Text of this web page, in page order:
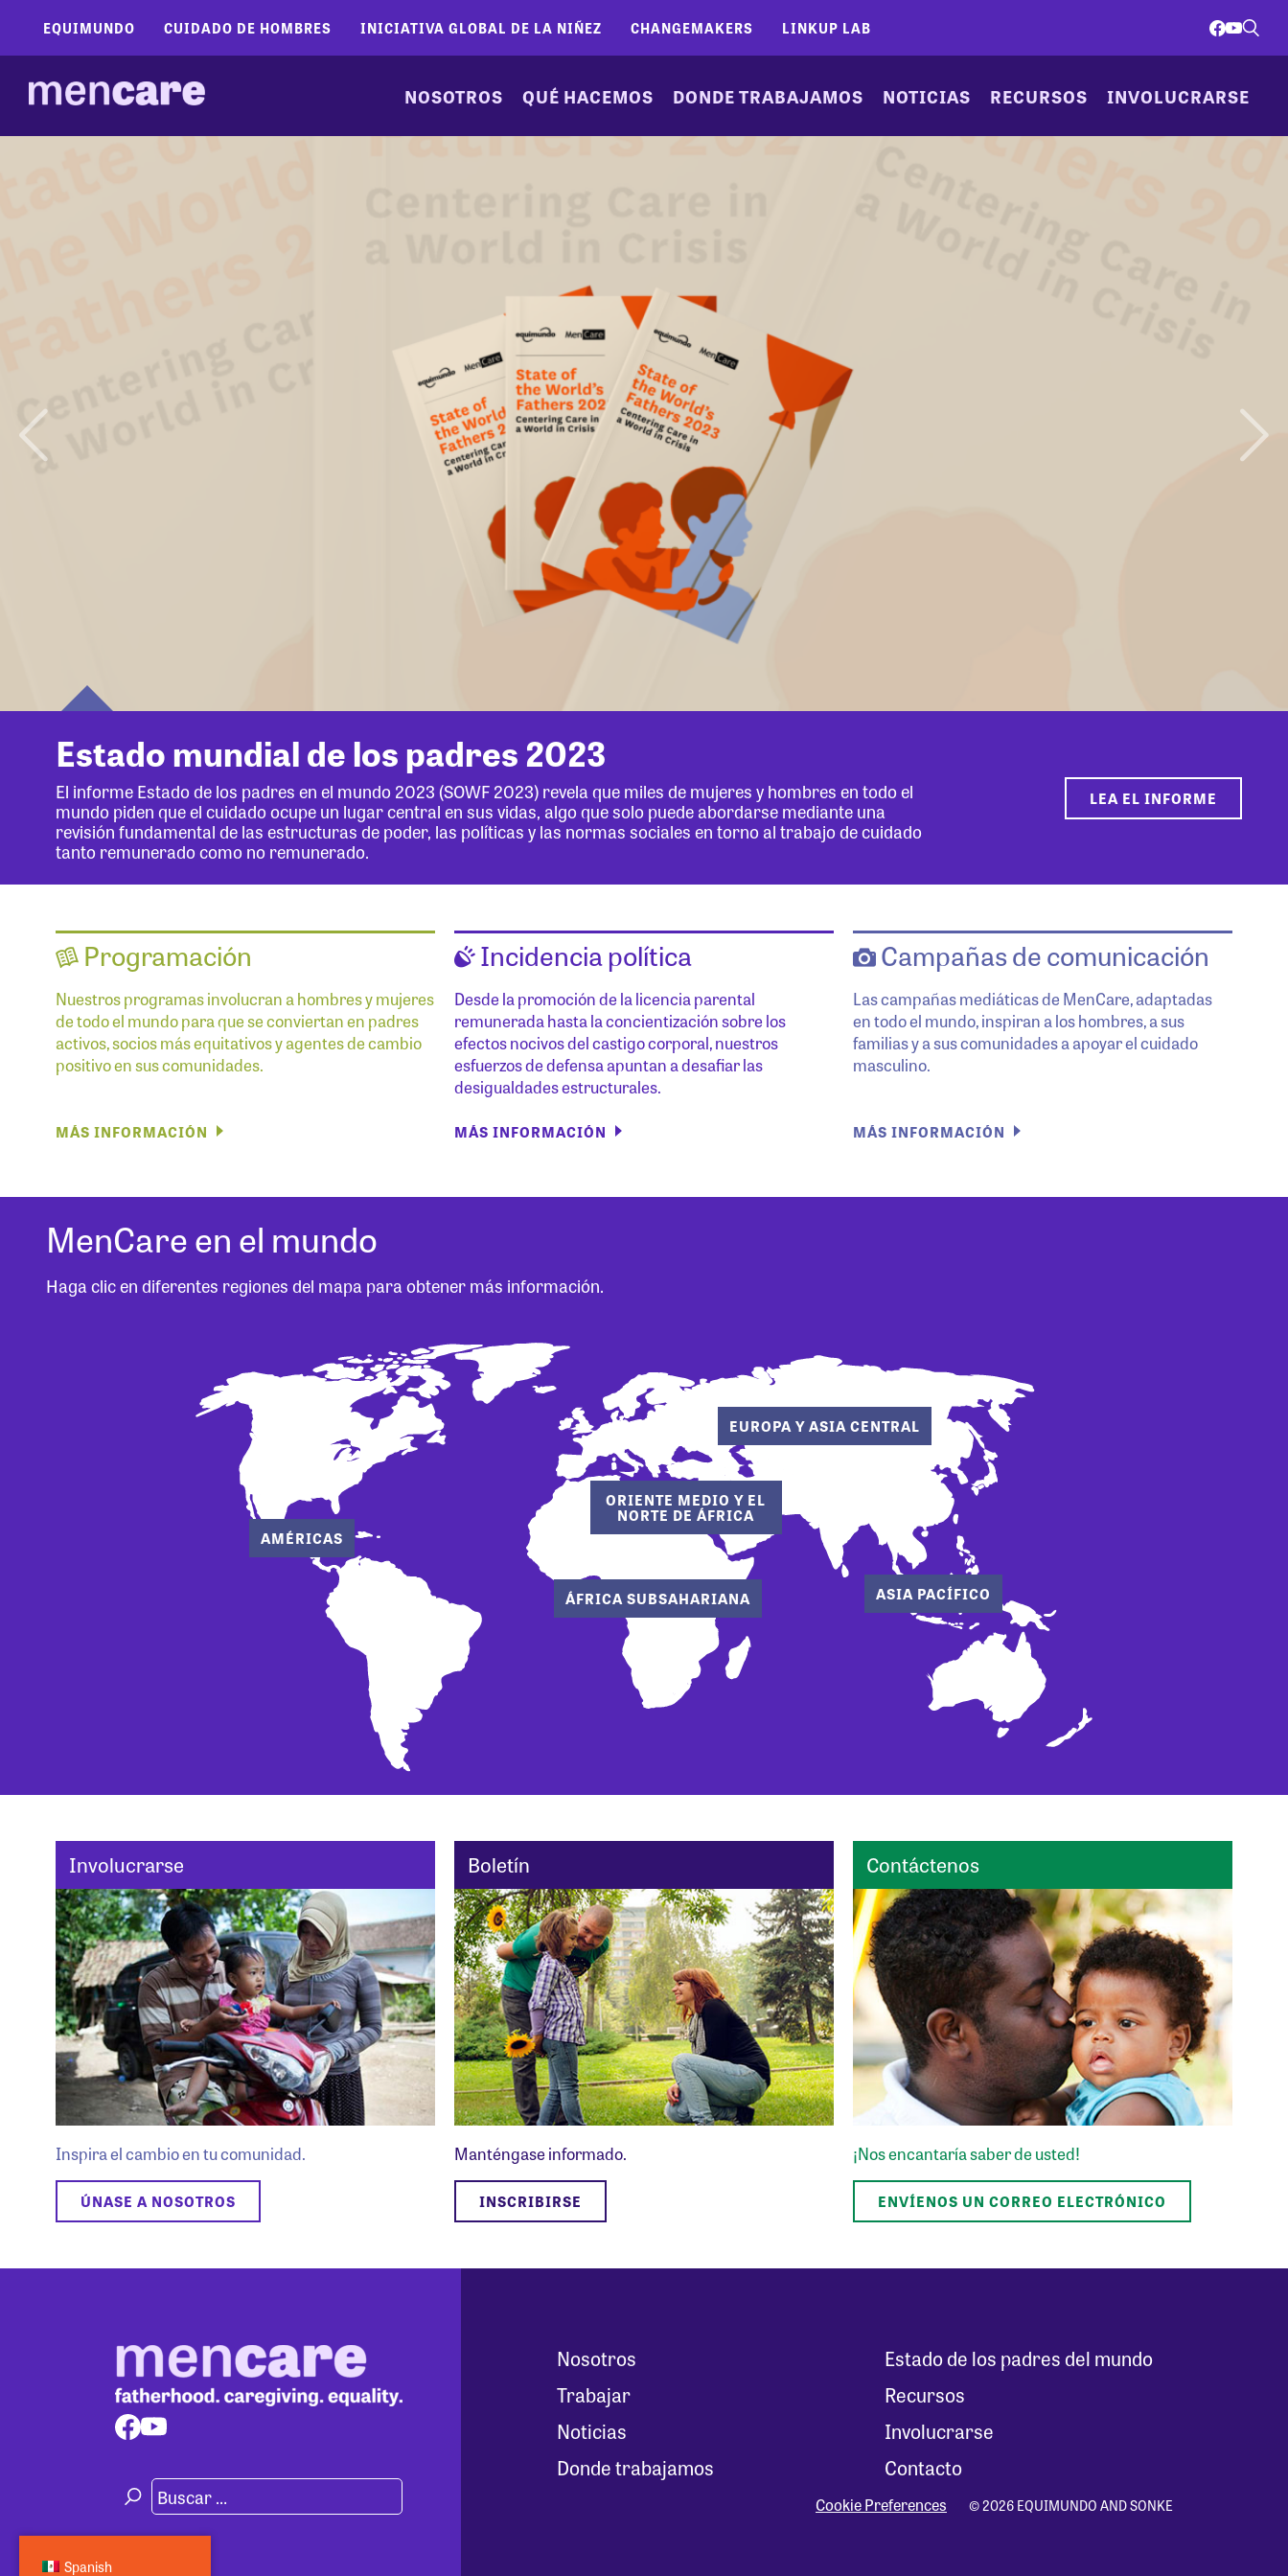
EQUIMUNDO CUIDADO DE HOMBRES INICIATIVA GLOBAL DE LA NIÑEZ CHANGEMAKERS LINKUP LAB
NOSOTROS QUÉ HACEMOS DONDE TRABAJAMOS NOTICIAS RECURSOS INVOLUCRARSE
Estado mundial de los padres 2023
El informe Estado de los padres en el mundo 2023 (SOWF 2023) revela que miles de mujeres y hombres en todo el
mundo piden que el cuidado ocupe un lugar central en sus vidas, algo que solo puede abordarse mediante una
revisión fundamental de las estructuras de poder, las políticas y las normas sociales en torno al trabajo de cuidado
tanto remunerado como no remunerado.
LEA EL INFORME
Programación
Nuestros programas involucran a hombres y mujeres
de todo el mundo para que se conviertan en padres
activos, socios más equitativos y agentes de cambio
positivo en sus comunidades.
MÁS INFORMACIÓN
Incidencia política
Desde la promoción de la licencia parental
remunerada hasta la concientización sobre los
efectos nocivos del castigo corporal, nuestros
esfuerzos de defensa apuntan a desafiar las
desigualdades estructurales.
MÁS INFORMACIÓN
Campañas de comunicación
Las campañas mediáticas de MenCare, adaptadas
en todo el mundo, inspiran a los hombres, a sus
familias y a sus comunidades a apoyar el cuidado
masculino.
MÁS INFORMACIÓN
MenCare en el mundo
Haga clic en diferentes regiones del mapa para obtener más información.
ORIENTE MEDIO Y EL
NORTE DE ÁFRICA
ÁFRICA SUBSAHARIANA
EUROPA Y ASIA CENTRAL
ASIA PACÍFICO
AMÉRICAS
Involucrarse
Inspira el cambio en tu comunidad.
ÚNASE A NOSOTROS
Boletín
Manténgase informado.
INSCRIBIRSE
Contáctenos
¡Nos encantaría saber de usted!
ENVÍENOS UN CORREO ELECTRÓNICO
Nosotros
Trabajar
Noticias
Donde trabajamos
Estado de los padres del mundo
Recursos
Involucrarse
Contacto
Cookie Preferences © 2026 EQUIMUNDO AND SONKE
Spanish